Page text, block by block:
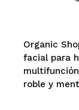
Organic
facial para
roble y